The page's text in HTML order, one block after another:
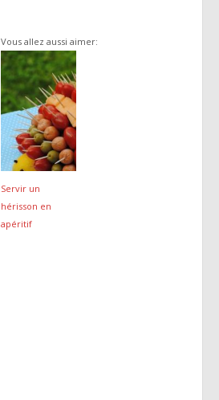
Vous allez aussi aimer:
Servir un
hérisson en
apéritif